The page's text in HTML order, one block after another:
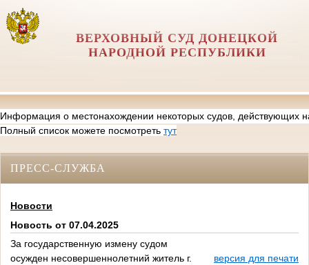
ВЕРХОВНЫЙ CУД ДОНЕЦКОЙ
НАРОДНОЙ РЕСПУБЛИКИ
Информация о местонахождении некоторых судов, действующих
Полный список можете посмотреть тут
ПРЕСС-СЛУЖБА
Новости
Новость от 07.04.2025
За государственную измену судом
осужден несовершеннолетний житель г.
версия для печати